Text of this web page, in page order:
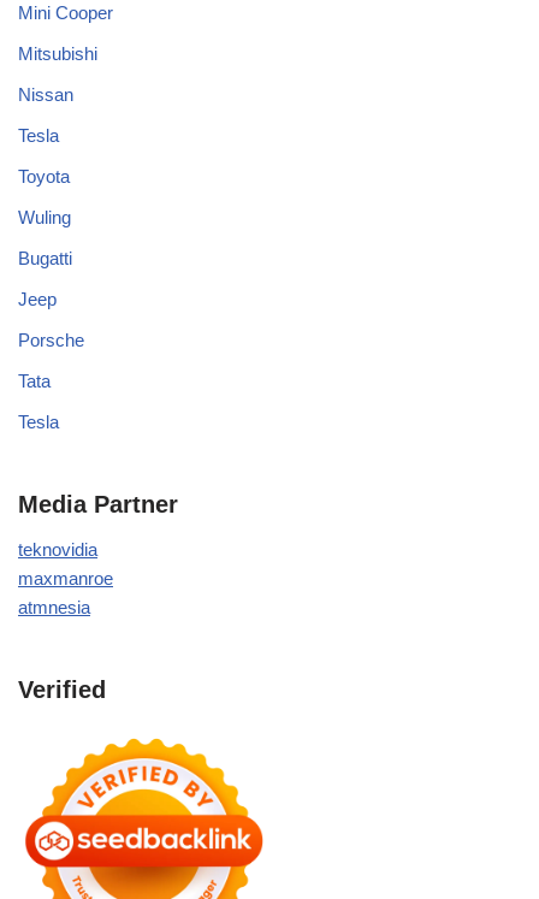
Mini Cooper
Mitsubishi
Nissan
Tesla
Toyota
Wuling
Bugatti
Jeep
Porsche
Tata
Tesla
Media Partner
teknovidia
maxmanroe
atmnesia
Verified